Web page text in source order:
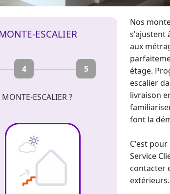
ESCALIER
4 5
ESCALIER ?
Nos
s'ajustent
aux
étage.
escalier
livraison
font la
C'est
Service
contacter
extérieurs.